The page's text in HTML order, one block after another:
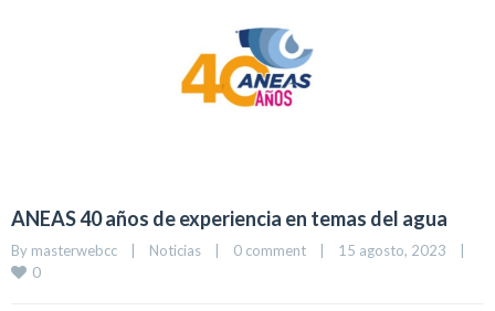
ANEAS 40 años de experiencia en temas del agua
By masterwebcc Noticias 0 comment 15 agosto, 2023
0